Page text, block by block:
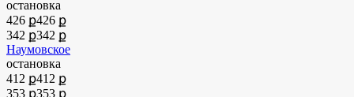
остановка
426 ք426 ք
342 ք342 ք
Наумовское
остановка
412 ք412 ք
353 ք353 ք